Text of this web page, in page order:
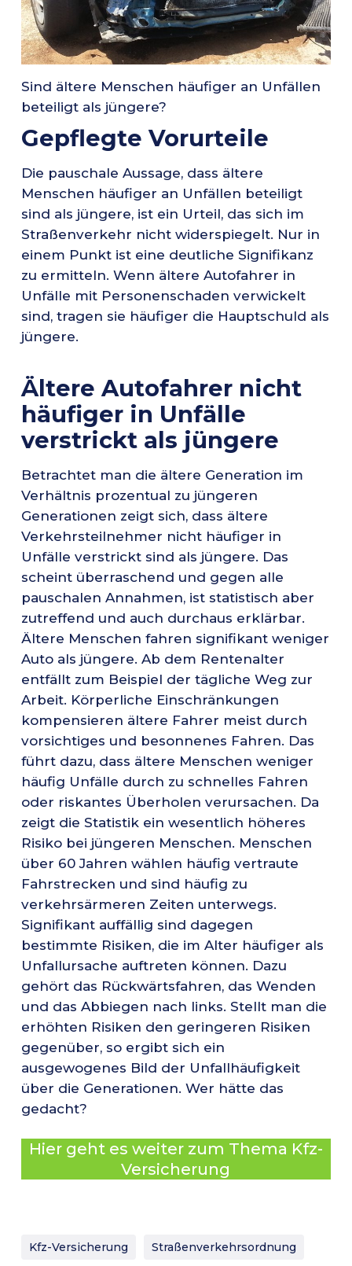
Sind ältere Menschen häufiger an Unfällen
beteiligt als jüngere?
Gepflegte Vorurteile
Die pauschale Aussage, dass ältere
Menschen häufiger an Unfällen beteiligt
sind als jüngere, ist ein Urteil, das sich im
Straßenverkehr nicht widerspiegelt. Nur in
einem Punkt ist eine deutliche Signifikanz
zu ermitteln. Wenn ältere Autofahrer in
Unfälle mit Personenschaden verwickelt
sind, tragen sie häufiger die Hauptschuld als
jüngere.
Ältere Autofahrer nicht
häufiger in Unfälle
verstrickt als jüngere
Betrachtet man die ältere Generation im
Verhältnis prozentual zu jüngeren
Generationen zeigt sich, dass ältere
Verkehrsteilnehmer nicht häufiger in
Unfälle verstrickt sind als jüngere. Das
scheint überraschend und gegen alle
pauschalen Annahmen, ist statistisch aber
zutreffend und auch durchaus erklärbar.
Ältere Menschen fahren signifikant weniger
Auto als jüngere. Ab dem Rentenalter
entfällt zum Beispiel der tägliche Weg zur
Arbeit. Körperliche Einschränkungen
kompensieren ältere Fahrer meist durch
vorsichtiges und besonnenes Fahren. Das
führt dazu, dass ältere Menschen weniger
häufig Unfälle durch zu schnelles Fahren
oder riskantes Überholen verursachen. Da
zeigt die Statistik ein wesentlich höheres
Risiko bei jüngeren Menschen. Menschen
über 60 Jahren wählen häufig vertraute
Fahrstrecken und sind häufig zu
verkehrsärmeren Zeiten unterwegs.
Signifikant auffällig sind dagegen
bestimmte Risiken, die im Alter häufiger als
Unfallursache auftreten können. Dazu
gehört das Rückwärtsfahren, das Wenden
und das Abbiegen nach links. Stellt man die
erhöhten Risiken den geringeren Risiken
gegenüber, so ergibt sich ein
ausgewogenes Bild der Unfallhäufigkeit
über die Generationen. Wer hätte das
gedacht?
Hier geht es weiter zum Thema Kfz-
Versicherung
Kfz-Versicherung Straßenverkehrsordnung